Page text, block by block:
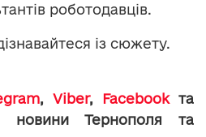
роботодавців.
із сюжету.
, Viber, Facebookта
новини Тернополя та